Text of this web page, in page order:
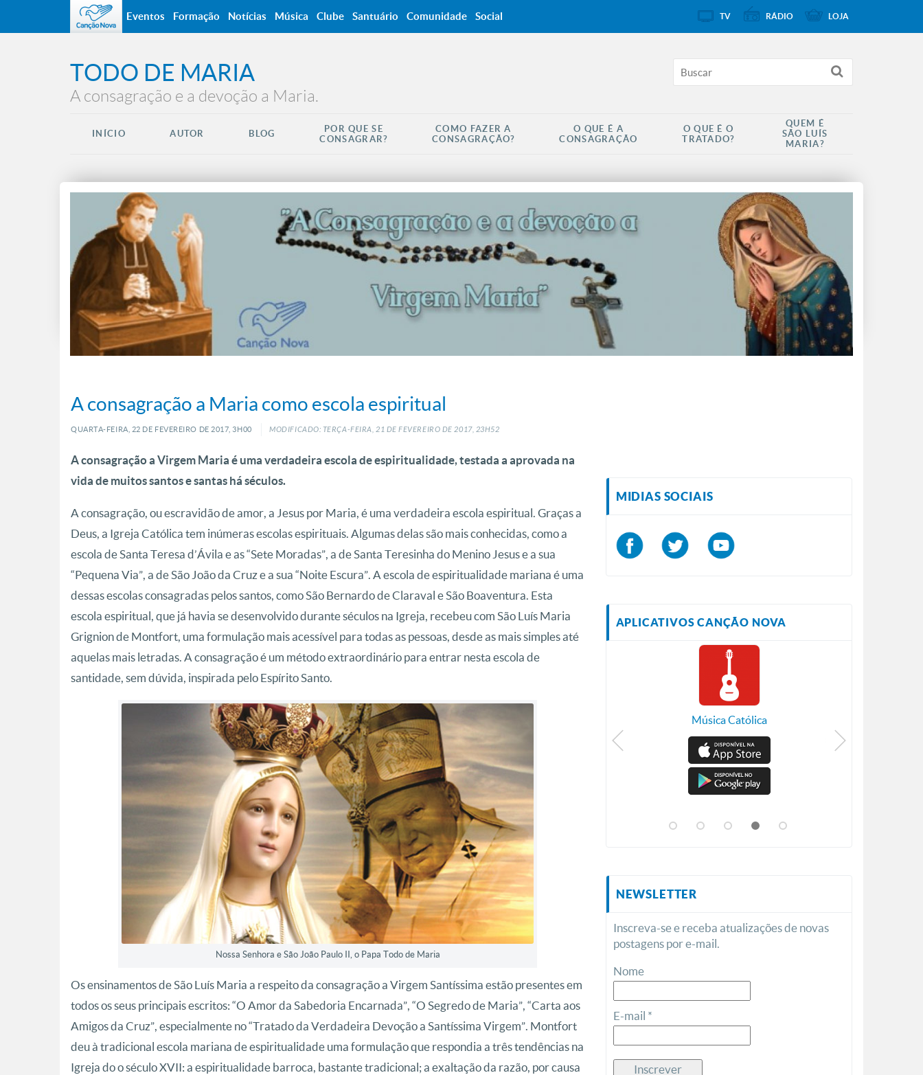
TODO DE MARIA
A consagração e a devoção a Maria.
INÍCIO AUTOR BLOG
POR QUE SE
CONSAGRAR?
COMO FAZER A
CONSAGRAÇÃO?
O QUE É A
CONSAGRAÇÃO
O QUE É O
TRATADO?
QUEM É
SÃO LUÍS
MARIA?
A consagração a Maria como escola espiritual
QUARTA-FEIRA, 22 DE FEVEREIRO DE 2017, 3H00 MODIFICADO: TERÇA-FEIRA, 21 DEFEVEREIRO DE 2017, 23H52
A consagração a Virgem Maria é uma verdadeira escola de espiritualidade, testada a aprovada na
vida de muitos santos e santas há séculos.
A consagração, ou escravidão de amor, a Jesus por Maria, é uma verdadeira escola espiritual. Graças a
Deus, a Igreja Católica tem inúmeras escolas espirituais. Algumas delas são mais conhecidas, como a
escola de Santa Teresa d’Ávila e as “Sete Moradas”, a de Santa Teresinha do Menino Jesus e a sua
“Pequena Via”, a de São João da Cruz e a sua “Noite Escura”. A escola de espiritualidade mariana é uma
dessas escolas consagradas pelos santos, como São Bernardo de Claraval e São Boaventura. Esta
escola espiritual, que já havia se desenvolvido durante séculos na Igreja, recebeu com São Luís Maria
Grignion de Montfort, uma formulação mais acessível para todas as pessoas, desde as mais simples até
aquelas mais letradas. A consagração é um método extraordinário para entrar nesta escola de
santidade, sem dúvida, inspirada pelo Espírito Santo.
Nossa Senhora e São João Paulo II, o Papa Todo de Maria
Os ensinamentos de São Luís Maria a respeito da consagração a Virgem Santíssima estão presentes em
todos os seus principais escritos: “O Amor da Sabedoria Encarnada”, “O Segredo de Maria”, “Carta aos
Amigos da Cruz”, especialmente no “Tratado da Verdadeira Devoção a Santíssima Virgem”. Montfort
deu à tradicional escola mariana de espiritualidade uma formulação que respondia a três tendências na
Igreja do o século XVII: a espiritualidade barroca, bastante tradicional; a exaltação da razão, por causa
MIDIAS SOCIAIS
APLICATIVOS CANÇÃO NOVA
TV Canção Nova Rádio Canção Nova Música Católica
NEWSLETTER
Inscreva-se e receba atualizações de novas
postagens por e-mail.
Nome
E-mail *
Eventos Formação Notícias Música Clube Santuário Comunidade Social TV RÁDIO LOJA